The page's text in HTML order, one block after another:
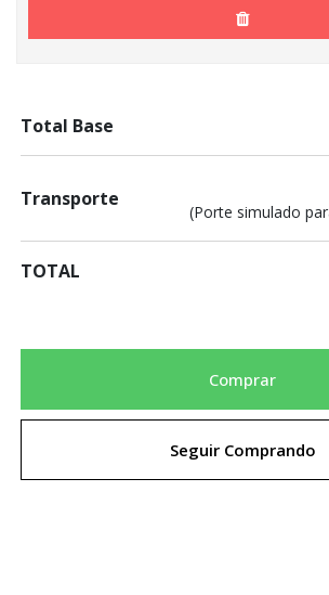
Total Base
Transporte
(Porte simulado
TOTAL
Comprar
Seguir Comprando